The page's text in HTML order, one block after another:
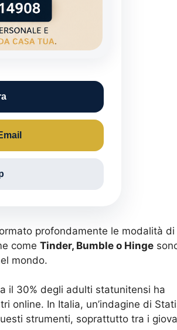
profondamente le modalità di
come Tinder, Bumble o Hinge
mondo.
il 30% degli adulti statunitensi ha
online. In Italia, un’indagine di
strumenti, soprattutto tra i